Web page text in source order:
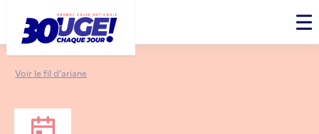
Panneau de gestion des cookies Menu
Voir le fil d’ariane